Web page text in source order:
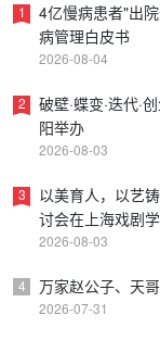
4亿慢病患者"出
病管理白皮书
2026-08-04
1
破壁·蝶变·迭代·
阳举办
2026-08-03
2
以美育人，以艺
讨会在上海戏剧
2026-08-03
3
万家赵公子、天
2026-07-31
4